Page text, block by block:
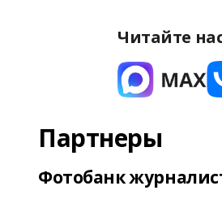
Читайте
Партнеры
Фотобанк